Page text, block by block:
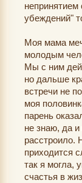
убеждений"
Моя мама
молодым
Мы с ним
но дальше
встречи не
моя
парень
не знаю, да
расстроило.
приходится
так я могла,
счастья в